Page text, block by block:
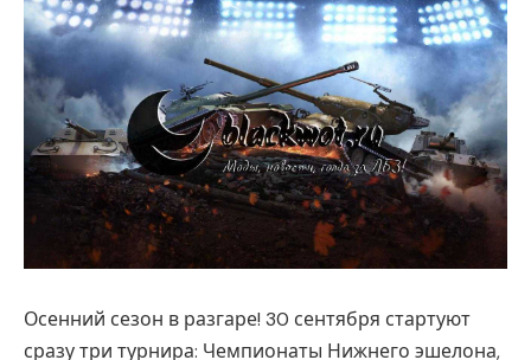
Осенний сезон в разгаре! 30 сентября стартуют
сразу три турнира: Чемпионаты Нижнего эшелона,